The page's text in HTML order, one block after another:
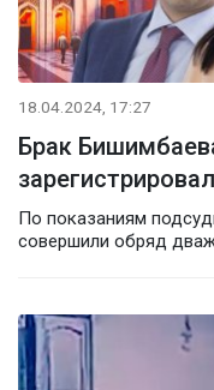
18.04.2024, 17:27
Брак
По показаниям
совершили обряд